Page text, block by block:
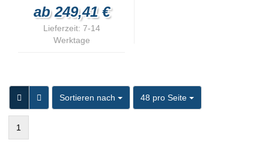
ab 249,41 €
Lieferzeit: 7-14
Werktage
Sortieren nach
Sortieren nach 48 pro Seite
pro Seite
1